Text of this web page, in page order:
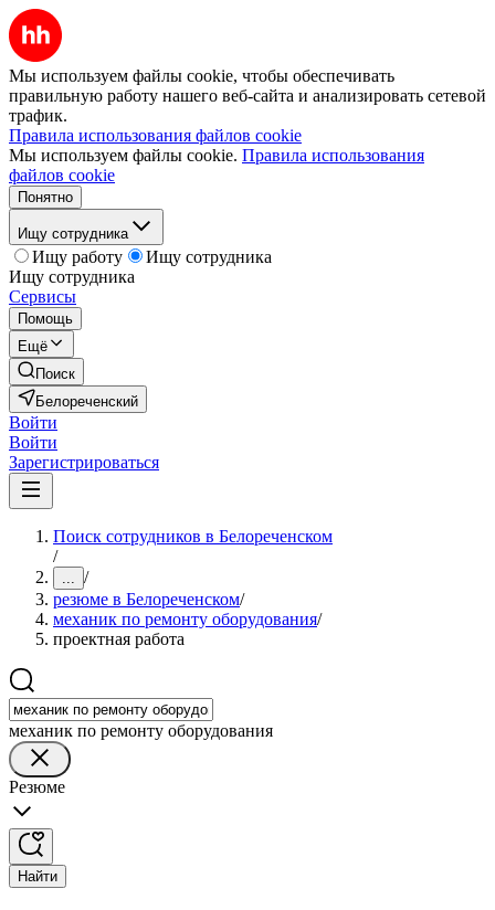
Мы используем файлы cookie, чтобы обеспечивать
правильную работу нашего веб-сайта и анализировать сетевой
трафик.
Правила использования файлов cookie
Мы используем файлы cookie. Правила использования
файлов cookie
Понятно
Ищу сотрудника
Ищу работу
Ищу сотрудника
Ищу сотрудника
Сервисы
Помощь
Ещё
Поиск
Белореченский
Войти
Войти
Зарегистрироваться
Поиск сотрудников в Белореченском
/
... /
резюме в Белореченском/
механик по ремонту оборудования/
проектная работа
механик по ремонту оборудования
Резюме
Найти